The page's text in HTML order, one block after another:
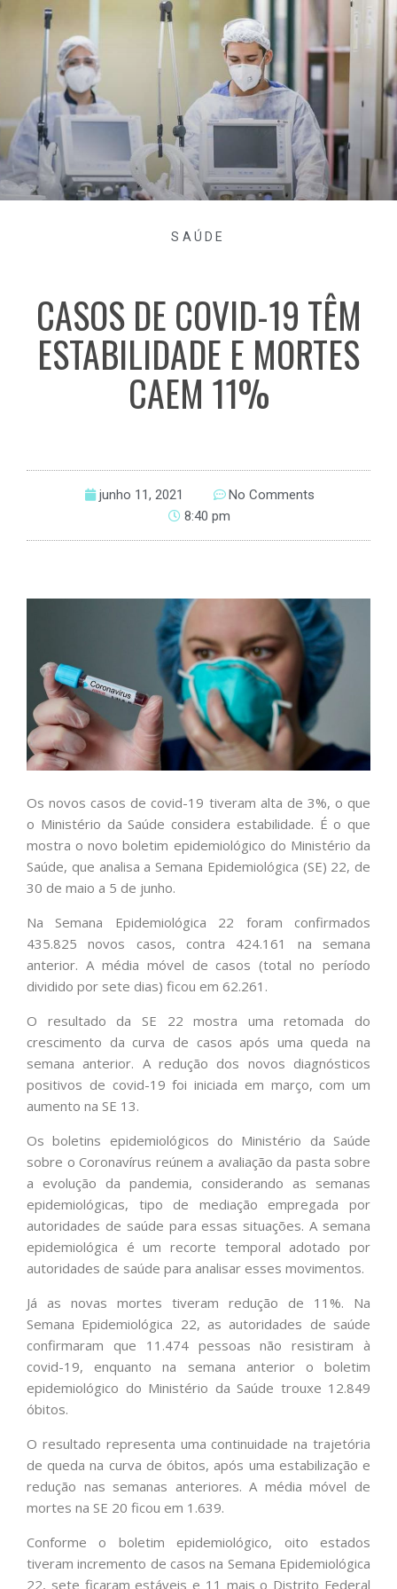
SAÚDE
CASOS DE COVID-19 TÊM
ESTABILIDADE E MORTES
CAEM 11%
junho 11, 2021
No Comments
8:40 pm
Os novos casos de covid-19 tiveram alta de 3%, o que
o Ministério da Saúde considera estabilidade. É o que
mostra o novo boletim epidemiológico do Ministério da
Saúde, que analisa a Semana Epidemiológica (SE) 22, de
30 de maio a 5 de junho.
Na Semana Epidemiológica 22 foram confirmados
435.825 novos casos, contra 424.161 na semana
anterior. A média móvel de casos (total no período
dividido por sete dias) ficou em 62.261.
O resultado da SE 22 mostra uma retomada do
crescimento da curva de casos após uma queda na
semana anterior. A redução dos novos diagnósticos
positivos de covid-19 foi iniciada em março, com um
aumento na SE 13.
Os boletins epidemiológicos do Ministério da Saúde
sobre o Coronavírus reúnem a avaliação da pasta sobre
a evolução da pandemia, considerando as semanas
epidemiológicas, tipo de mediação empregada por
autoridades de saúde para essas situações. A semana
epidemiológica é um recorte temporal adotado por
autoridades de saúde para analisar esses movimentos.
Já as novas mortes tiveram redução de 11%. Na
Semana Epidemiológica 22, as autoridades de saúde
confirmaram que 11.474 pessoas não resistiram à
covid-19, enquanto na semana anterior o boletim
epidemiológico do Ministério da Saúde trouxe 12.849
óbitos.
O resultado representa uma continuidade na trajetória
de queda na curva de óbitos, após uma estabilização e
redução nas semanas anteriores. A média móvel de
mortes na SE 20 ficou em 1.639.
Conforme o boletim epidemiológico, oito estados
tiveram incremento de casos na Semana Epidemiológica
22, sete ficaram estáveis e 11 mais o Distrito Federal